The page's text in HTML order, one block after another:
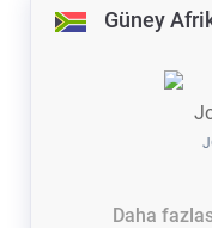
Güney
Daha